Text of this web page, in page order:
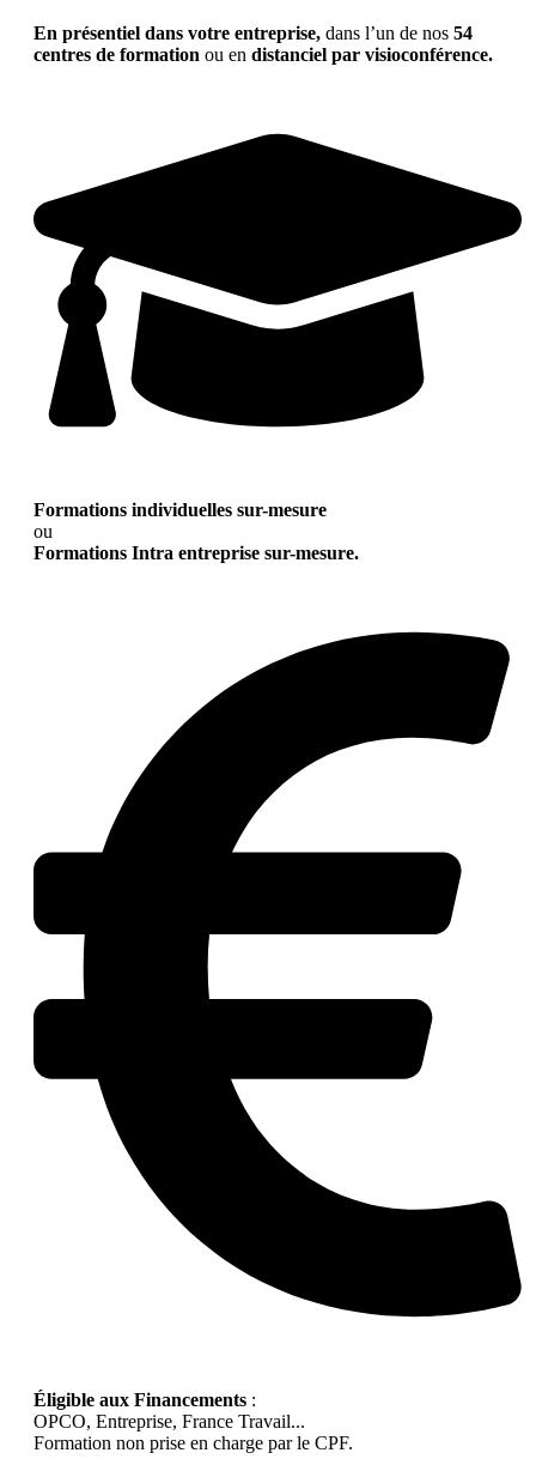
En présentiel dans votre entreprise, dans l’un de nos 54
centres de formation ou en distanciel par visioconférence.
Formations individuelles sur-mesure
ou
Formations Intra entreprise sur-mesure.
Éligible aux Financements :
OPCO, Entreprise, France Travail...
Formation non prise en charge par le CPF.